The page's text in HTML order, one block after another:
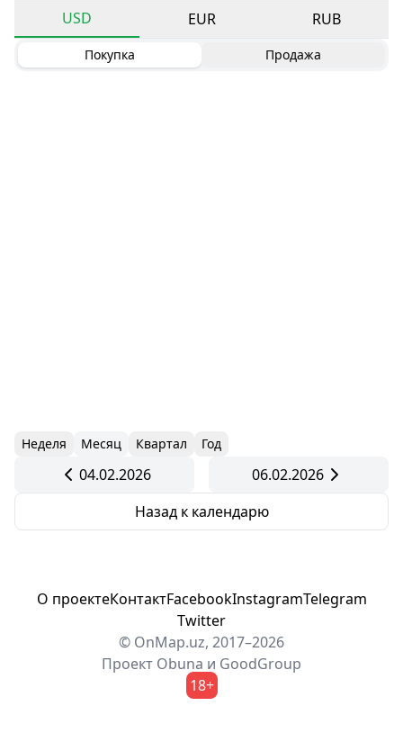
USD
EUR RUB
Покупка Продажа
Неделя Месяц Квартал Год
04.02.2026
06.02.2026
Назад к календарю
О проектеКонтактFacebookInstagramTelegram
Twitter
© OnMap.uz, 2017–2026
Проект Obuna и GoodGroup
18+